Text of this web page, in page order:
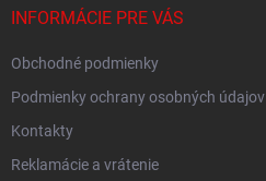
INFORMÁCIE PRE VÁS
Obchodné podmienky
Podmienky ochrany osobných údajov
Kontakty
Reklamácie a vrátenie